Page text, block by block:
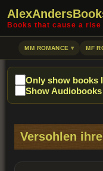
Books that cause a rise
MM ROMANCE MF
Only show books
Show Audiobooks
Versohlen